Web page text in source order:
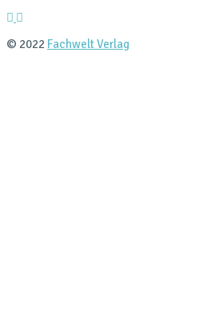
© 2022 Fachwelt Verlag